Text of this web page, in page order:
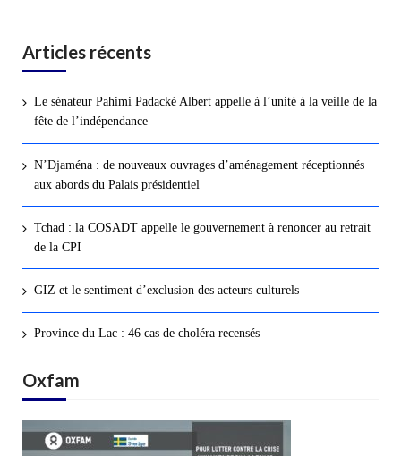
Articles récents
Le sénateur Pahimi Padacké Albert appelle à l’unité à la veille de la
fête de l’indépendance
N’Djaména : de nouveaux ouvrages d’aménagement réceptionnés
aux abords du Palais présidentiel
Tchad : la COSADT appelle le gouvernement à renoncer au retrait
de la CPI
GIZ et le sentiment d’exclusion des acteurs culturels
Province du Lac : 46 cas de choléra recensés
Oxfam